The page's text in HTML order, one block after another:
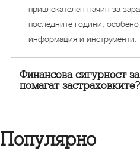
привлекателен начин за
последните години,
информация и инструменти.
Финансова сигурност
помагат застраховките?
Популярно